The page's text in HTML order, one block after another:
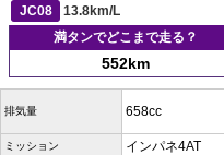
JC08
13.8km/L
満タンでどこまで走る？
552km
排気量 658cc
ミッション インパネ4AT